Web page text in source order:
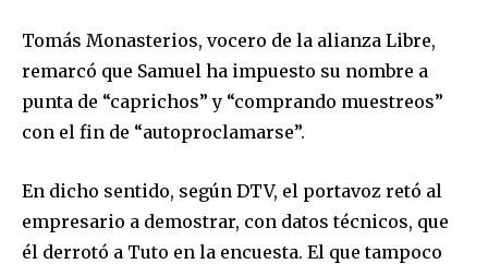
I've read and accept the Privacy Policy
Tomás Monasterios, vocero de la alianza Libre,
remarcó que Samuel ha impuesto su nombre a
punta de “caprichos” y “comprando muestreos”
con el fin de “autoproclamarse”.
En dicho sentido, según DTV, el portavoz retó al
empresario a demostrar, con datos técnicos, que
él derrotó a Tuto en la encuesta. El que tampoco